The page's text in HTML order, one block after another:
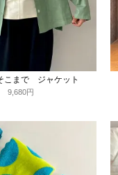
こまで ジャケット
9,680円